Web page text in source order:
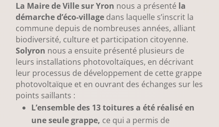
La Maire de Ville sur Yron nous a présenté la
démarche d’éco-village dans laquelle s’inscrit la
commune depuis de nombreuses années, alliant
biodiversité, culture et participation citoyenne.
Solyron nous a ensuite présenté plusieurs de
leurs installations photovoltaïques, en décrivant
leur processus de développement de cette grappe
photovoltaïque et en ouvrant des échanges sur les
points saillants :
L’ensemble des 13 toitures a été réalisé en
une seule grappe, ce qui a permis de